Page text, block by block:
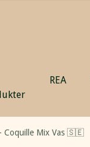
REA
Coquille Mix Vas 🇸🇪